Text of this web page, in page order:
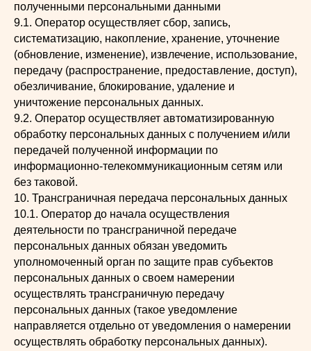
полученными персональными данными
9.1. Оператор осуществляет сбор, запись,
систематизацию, накопление, хранение, уточнение
(обновление, изменение), извлечение, использование,
передачу (распространение, предоставление, доступ),
обезличивание, блокирование, удаление и
уничтожение персональных данных.
9.2. Оператор осуществляет автоматизированную
обработку персональных данных с получением и/или
передачей полученной информации по
информационно-телекоммуникационным сетям или
без таковой.
10. Трансграничная передача персональных данных
10.1. Оператор до начала осуществления
деятельности по трансграничной передаче
персональных данных обязан уведомить
уполномоченный орган по защите прав субъектов
персональных данных о своем намерении
осуществлять трансграничную передачу
персональных данных (такое уведомление
направляется отдельно от уведомления о намерении
осуществлять обработку персональных данных).